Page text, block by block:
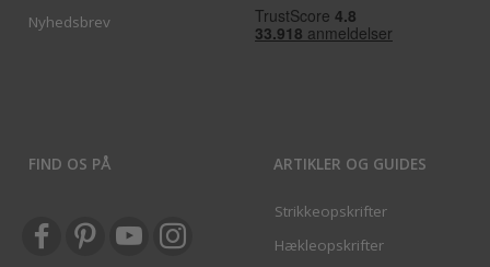
Nyhedsbrev
FIND OS PÅ ARTIKLER OG GUIDES
Strikkeopskrifter
Hækleopskrifter